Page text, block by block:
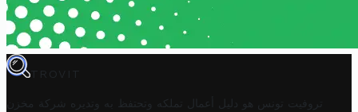
TROVIT
تروفيت تونس هو دليل أعمال تملكه وتحتفظ به وتديره
شركة مخزن